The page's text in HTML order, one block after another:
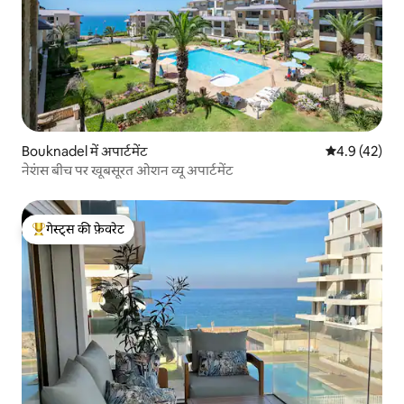
Bouknadel में अपार्टमेंट औसत रेटिंग 5
4.9 (42)
नेशंस बीच पर खूबसूरत ओशन व्यू अपार्टमेंट
गेस्ट्स का टॉप फ़ेवरेट
गेस्ट्स की फ़ेवरेट